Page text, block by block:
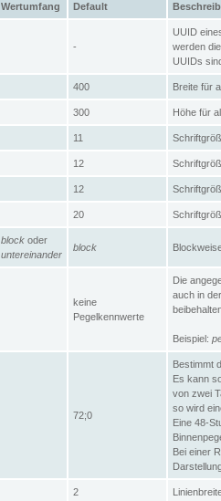
Wertumfang Default
-
UUID
werden
UUIDs
400 Breite für
300 Höhe für
11
12
12
20
block oder
untereinander
block
keine
Pegelkennwerte
Die
auch in
Beispiel:
72;0
Bestimmt
Es kann
von zwei
so wird
Eine 48-
Bei einer
2